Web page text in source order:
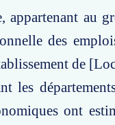
appartenant au
des
de
les
ont